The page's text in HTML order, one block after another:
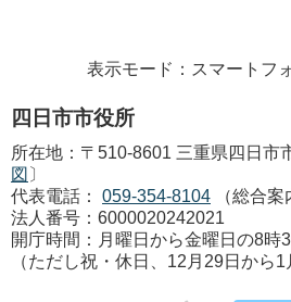
表示モード：スマートフォ
四日市市役所
所在地：〒510-8601 三重県四日市
図 〕
代表電話：
059-354-8104
（総合案
法人番号：6000020242021
開庁時間：月曜日から金曜日の8時
（ただし祝・休日、12月29日から1